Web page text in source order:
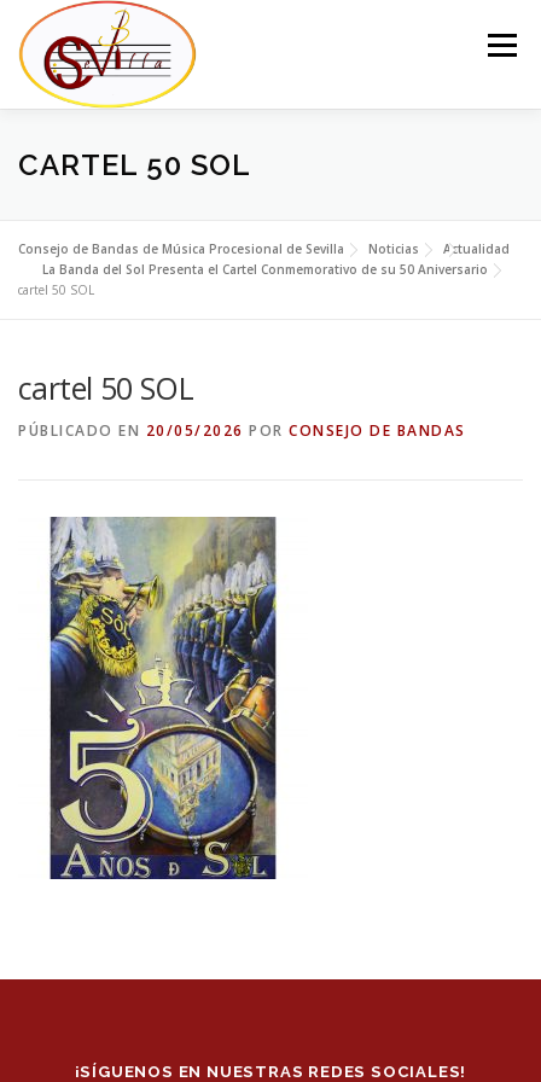
contenido
Menú
EL CONSEJO LA JUNTA DEL CONSEJO
NOTICIAS CONTACTO
CARTEL 50 SOL
Consejo de Bandas de Música Procesional de Sevilla Noticias
Actualidad
La Banda del Sol Presenta el Cartel Conmemorativo de su 50 Aniversario
cartel 50 SOL
cartel 50 SOL
PÚBLICADO EN 20/05/2026 POR CONSEJO DE BANDAS
¡SÍGUENOS EN NUESTRAS REDES SOCIALES!